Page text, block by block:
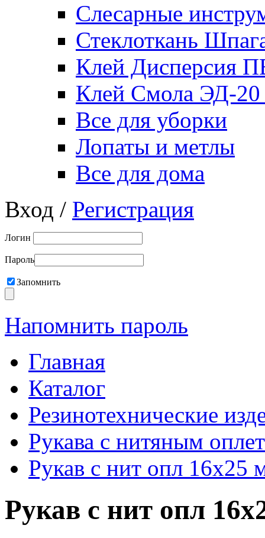
Слесарные
Стеклоткань
Клей Дисперсия
Клей Смола ЭД-20
Все для уборки
Лопаты и метлы
Все для дома
Вход / Регистрация
Логин
Пароль
Запомнить
Напомнить пароль
Главная
Каталог
Резинотехнические
Рукава с нитяным
Рукав с нит опл
Рукав с нит опл